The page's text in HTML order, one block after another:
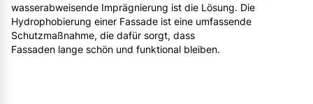
wasserabweisende Imprägnierung ist die Lösung. Die
Hydrophobierung einer Fassade ist eine umfassende
Schutzmaßnahme, die dafür sorgt, dass
Fassaden lange schön und funktional bleiben.